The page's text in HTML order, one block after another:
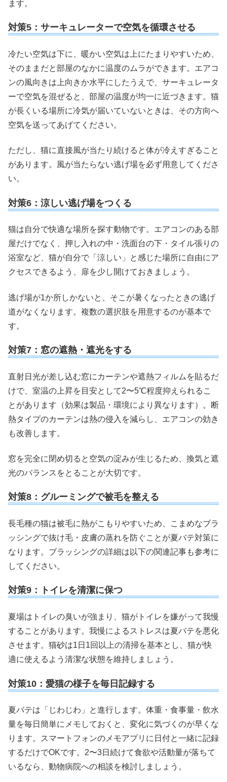
ます。
対策5：サーキュレーターで空気を循環させる
冷たい空気は下に、暖かい空気は上にたまりやすいため、
そのままだと部屋のなかに温度のムラができます。エアコ
ンの風向きは上向きか水平にしたうえで、サーキュレータ
ーで空気を混ぜると、部屋の温度が均一に近づきます。猫
が長くいる場所に冷気が届いていないときは、その方向へ
空気を送ってあげてください。
ただし、猫に直接風が当たり続けると体が冷えすぎること
があります。風が当たらない逃げ場を必ず用意してくださ
い。
対策6：涼しい逃げ場をつくる
猫は自分で快適な場所を探す動物です。エアコンのある部
屋だけでなく、押し入れの中・洗面台の下・タイル張りの
浴室など、猫が自分で「涼しい」と感じた場所に自由にア
クセスできるよう、扉を少し開けておきましょう。
逃げ場が1か所しかないと、そこが暑くなったときの逃げ
道がなくなります。複数の選択肢を用意するのが基本で
す。
対策7：窓の遮熱・遮光をする
直射日光が差し込む窓にカーテンや遮熱フィルムを貼るだ
けで、室温の上昇を目安として2〜5℃程度抑えられるこ
とがあります（効果は製品・環境により異なります）。断
熱タイプのカーテンは熱の侵入を減らし、エアコンの効き
も改善します。
窓を完全に閉め切ると空気の淀みが生じるため、換気と遮
光のバランスをとることが大切です。
対策8：グルーミングで被毛を整える
長毛種の猫は被毛に熱がこもりやすいため、こまめなブラ
ッシングで抜け毛・皮膚の蒸れを防ぐことが夏バテ対策に
なります。ブラッシングの詳細は以下の関連記事も参考に
してください。
対策9：トイレを清潔に保つ
夏場はトイレの臭いが強まり、猫がトイレを嫌がって我慢
することがあります。我慢によるストレスは夏バテを悪化
させます。猫砂は1日1回以上の清掃を基本とし、猫が快
適に使えるよう清潔な状態を維持しましょう。
対策10：愛猫の様子を毎日記録する
夏バテは「じわじわ」と進行します。体重・食事量・飲水
量を毎日簡単にメモしておくと、変化に気づくのが早くな
ります。スマートフォンのメモアプリに日付と一緒に記録
するだけでOKです。2〜3日続けて食欲や活動量が落ちて
いるなら、動物病院への相談を検討しましょう。